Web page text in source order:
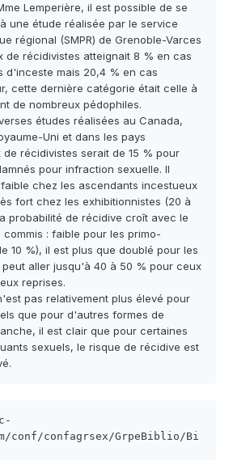
Lemperière, il est possible de se
une étude réalisée par le service
régional (SMPR) de Grenoble-Varces
de récidivistes atteignait 8 % en cas
d'inceste mais 20,4 % en cas
cette dernière catégorie était celle à
de nombreux pédophiles.
études réalisées au Canada,
Uni et dans les pays
récidivistes serait de 15 % pour
pour infraction sexuelle. Il
chez les ascendants incestueux
fort chez les exhibitionnistes (20 à
probabilité de récidive croît avec le
: faible pour les primo-
10 %), il est plus que doublé pour les
aller jusqu'à 40 à 50 % pour ceux
reprises.
pas relativement plus élevé pour
que pour d'autres formes de
il est clair que pour certaines
sexuels, le risque de récidive est
conf/confagrsex/GrpeBiblio/Bi